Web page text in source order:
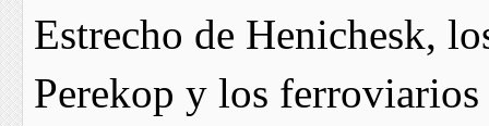
Estrecho de Henichesk,
Perekop y los